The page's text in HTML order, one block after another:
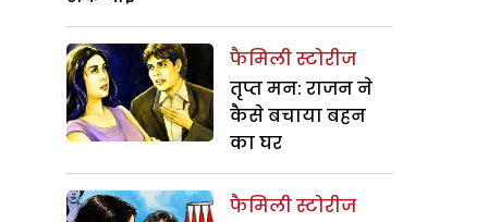
फैमिली स्टोरीज
तृप्त मन: राजन ने
कैसे बचाया बहन
का घर
फैमिली स्टोरीज